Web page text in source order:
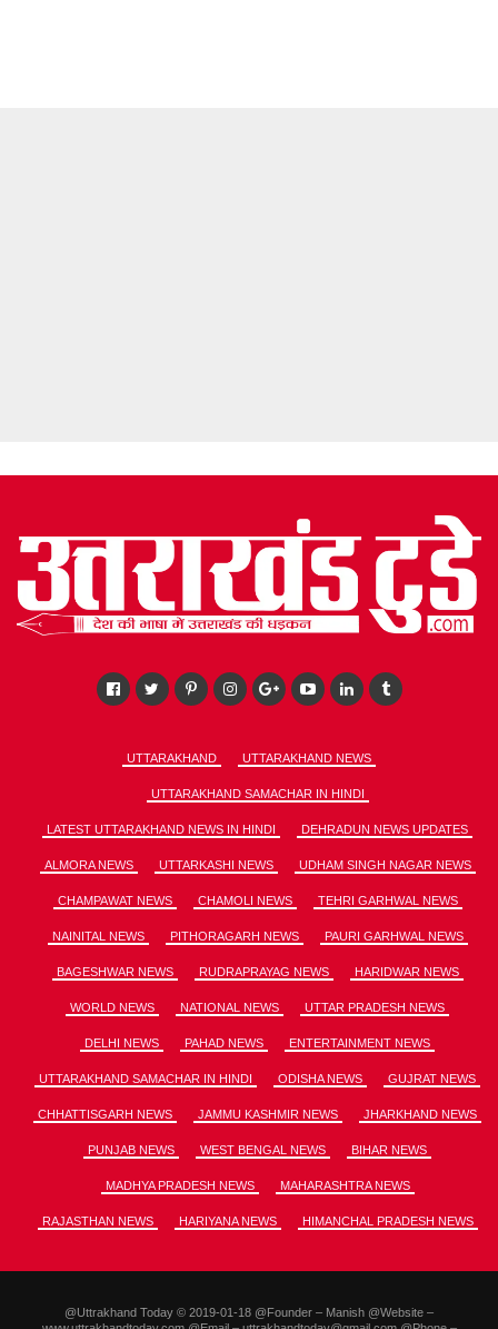
UTTARAKHAND UTTARAKHAND NEWS
UTTARAKHAND SAMACHAR IN HINDI
LATEST UTTARAKHAND NEWS IN HINDI DEHRADUN NEWS UPDATES
ALMORA NEWS UTTARKASHI NEWS UDHAM SINGH NAGAR NEWS
CHAMPAWAT NEWS CHAMOLI NEWS TEHRI GARHWAL NEWS
NAINITAL NEWS PITHORAGARH NEWS PAURI GARHWAL NEWS
BAGESHWAR NEWS RUDRAPRAYAG NEWS HARIDWAR NEWS
WORLD NEWS NATIONAL NEWS UTTAR PRADESH NEWS
DELHI NEWS PAHAD NEWS ENTERTAINMENT NEWS
UTTARAKHAND SAMACHAR IN HINDI ODISHA NEWS GUJRAT NEWS
CHHATTISGARH NEWS JAMMU KASHMIR NEWS JHARKHAND NEWS
PUNJAB NEWS WEST BENGAL NEWS BIHAR NEWS
MADHYA PRADESH NEWS MAHARASHTRA NEWS
RAJASTHAN NEWS HARIYANA NEWS HIMANCHAL PRADESH NEWS
@Uttrakhand Today © 2019-01-18 @Founder – Manish @Website –